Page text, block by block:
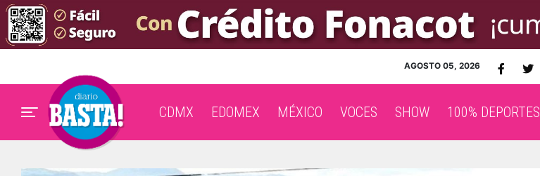
AGOSTO 05, 2026
CDMX EDOMEX MÉXICO VOCES SHOW 100% DEPORTES